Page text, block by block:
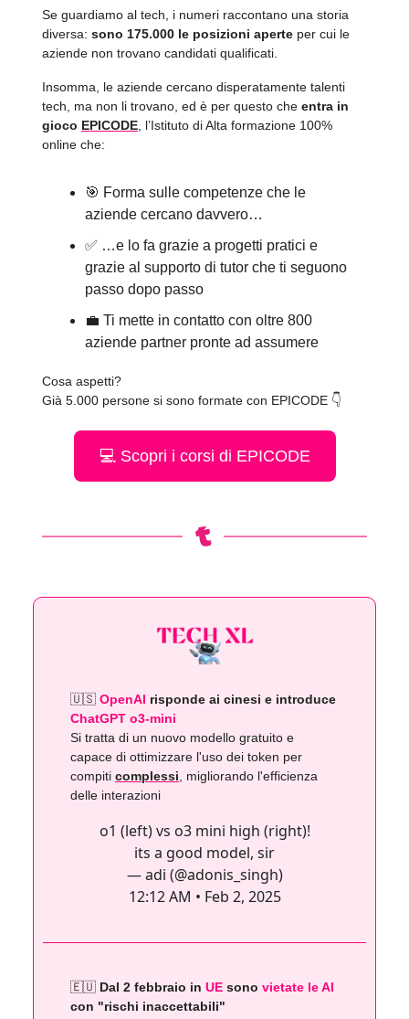
Se guardiamo al tech, i numeri raccontano una storia
diversa: sono 175.000 le posizioni aperte per cui le
aziende non trovano candidati qualificati.
Insomma, le aziende cercano disperatamente talenti
tech, ma non li trovano, ed è per questo che entra in
gioco EPICODE, l’Istituto di Alta formazione 100%
online che:
🎯 Forma sulle competenze che le
aziende cercano davvero…
✅ …e lo fa grazie a progetti pratici e
grazie al supporto di tutor che ti seguono
passo dopo passo
💼 Ti mette in contatto con oltre 800
aziende partner pronte ad assumere
Cosa aspetti?
Già 5.000 persone si sono formate con EPICODE 👇
💻 Scopri i corsi di EPICODE
🇺🇸 OpenAI risponde ai cinesi e introduce
ChatGPT o3-mini
Si tratta di un nuovo modello gratuito e
capace di ottimizzare l'uso dei token per
compiti complessi, migliorando l'efficienza
delle interazioni
o1 (left) vs o3 mini high (right)!
its a good model, sir
— adi (@adonis_singh)
12:12 AM • Feb 2, 2025
🇪🇺 Dal 2 febbraio in UE sono vietate le AI
con "rischi inaccettabili"